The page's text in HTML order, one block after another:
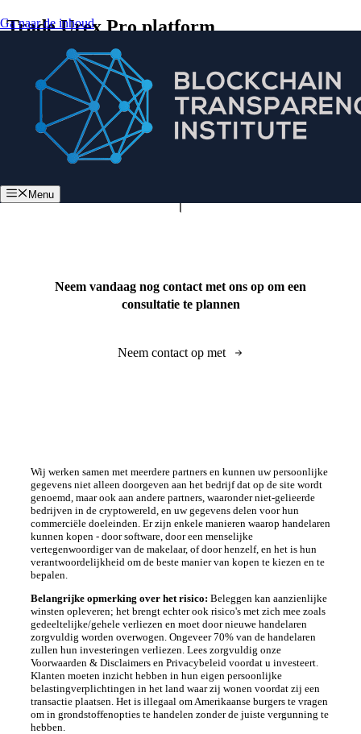
Ga naar de inhoud
Menu
Trade Urex Pro platform
Neem vandaag nog contact met ons op om een
consultatie te plannen
Neem contact op met
Wij werken samen met meerdere partners en kunnen uw persoonlijke
gegevens niet alleen doorgeven aan het bedrijf dat op de site wordt
genoemd, maar ook aan andere partners, waaronder niet-gelieerde
bedrijven in de cryptowereld, en uw gegevens delen voor hun
commerciële doeleinden. Er zijn enkele manieren waarop handelaren
kunnen kopen - door software, door een menselijke
vertegenwoordiger van de makelaar, of door henzelf, en het is hun
verantwoordelijkheid om de beste manier van kopen te kiezen en te
bepalen.
Belangrijke opmerking over het risico: Beleggen kan aanzienlijke
winsten opleveren; het brengt echter ook risico's met zich mee zoals
gedeeltelijke/gehele verliezen en moet door nieuwe handelaren
zorgvuldig worden overwogen. Ongeveer 70% van de handelaren
zullen hun investeringen verliezen. Lees zorgvuldig onze
Voorwaarden & Disclaimers en Privacybeleid voordat u investeert.
Klanten moeten inzicht hebben in hun eigen persoonlijke
belastingverplichtingen in het land waar zij wonen voordat zij een
transactie plaatsen. Het is illegaal om Amerikaanse burgers te vragen
om in grondstoffenopties te handelen zonder de juiste vergunning te
hebben.